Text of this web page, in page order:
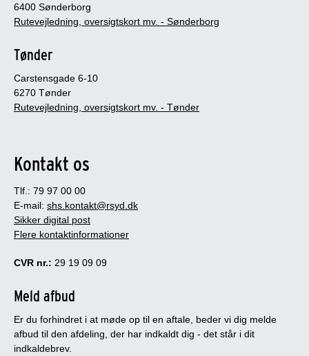
6400 Sønderborg
Rutevejledning, oversigtskort mv. - Sønderborg
Tønder
Carstensgade 6-10
6270 Tønder
Rutevejledning, oversigtskort mv. - Tønder
Kontakt os
Tlf.: 79 97 00 00
E-mail: shs.kontakt@rsyd.dk
Sikker digital post
Flere kontaktinformationer
CVR nr.: 29 19 09 09
Meld afbud
Er du forhindret i at møde op til en aftale, beder vi dig melde
afbud til den afdeling, der har indkaldt dig - det står i dit
indkaldebrev.